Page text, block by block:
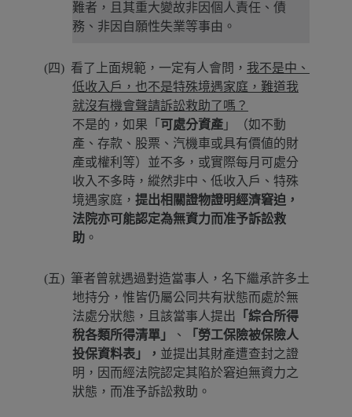
難者，且其重大變故非因個人責任、債
務、非因自願性失業等事由。
看了上面規範，一定有人會問， 我不是中、
低收入戶，也不是特殊境遇家庭，難道我
就沒有機會聲請訴訟救助了嗎？
不是的，如果「 可處分資產 」（如不動
產、存款、股票、汽機車或具有價値的財
產或權利等）並不多，或實際每月可處分
收入不多時，縱然非中、低收入戶、特殊
境遇家庭， 提出相關證物證明經濟窘迫，
法院亦可能認定為無資力而准予訴訟救
助 。
筆者曾就遇過對造當事人，名下繼承許多土
地持分，惟皆仍屬公同共有狀態而處於無
法處分狀態，且該當事人提出 「綜合所得
稅各類所得清單」
、
「勞工保險被保險人
投保資料表」， 並提出其財產遭查封之證
明，因而經法院認定其陷於窘迫無資力之
狀態，而准予訴訟救助。